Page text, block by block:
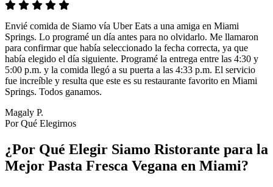
Envié comida de Siamo vía Uber Eats a una amiga en Miami
Springs. Lo programé un día antes para no olvidarlo. Me llamaron
para confirmar que había seleccionado la fecha correcta, ya que
había elegido el día siguiente. Programé la entrega entre las 4:30 y
5:00 p.m. y la comida llegó a su puerta a las 4:33 p.m. El servicio
fue increíble y resulta que este es su restaurante favorito en Miami
Springs. Todos ganamos.
Magaly P.
Por Qué Elegirnos
¿Por Qué Elegir Siamo Ristorante para la
Mejor Pasta Fresca Vegana en Miami?